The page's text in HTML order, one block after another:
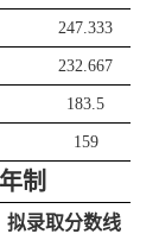
247.333
232.667
183.5
159
制
拟录取分数线